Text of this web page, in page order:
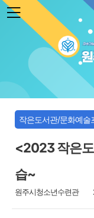
본문 바로가기
작은도서관/문화예술
<2023 작은
습~
원주시청소년수련관